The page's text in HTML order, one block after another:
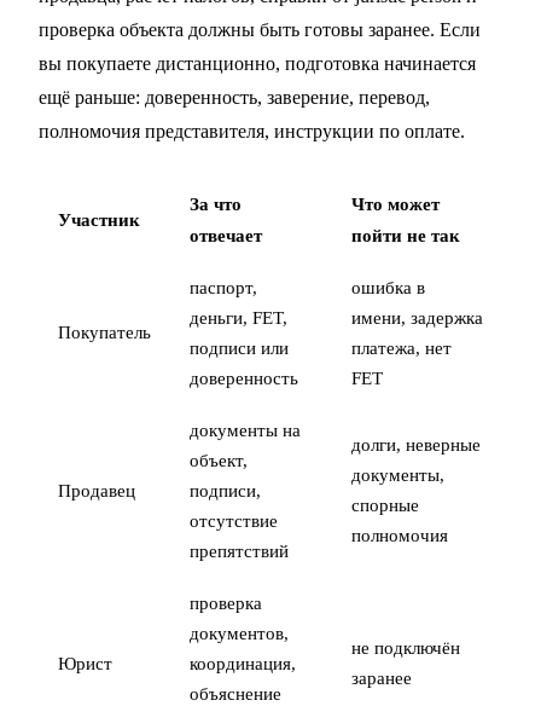
проверка объекта должны быть готовы заранее. Если
вы покупаете дистанционно, подготовка начинается
ещё раньше: доверенность, заверение, перевод,
полномочия представителя, инструкции по оплате.
Участник
За что
отвечает
Что может
пойти не так
Покупатель
паспорт,
деньги, FET,
подписи или
доверенность
ошибка в
имени, задержка
платежа, нет
FET
Продавец
документы на
объект,
подписи,
отсутствие
препятствий
долги, неверные
документы,
спорные
полномочия
Юрист
проверка
документов,
координация,
объяснение
не подключён
заранее